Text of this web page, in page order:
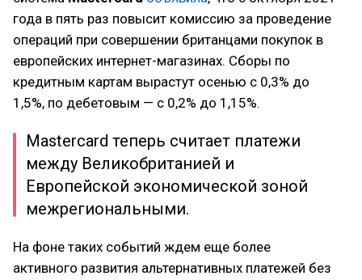
года в пять раз повысит комиссию за проведение
операций при совершении британцами покупок в
европейских интернет-магазинах. Сборы по
кредитным картам вырастут осенью с 0,3% до
1,5%, по дебетовым — с 0,2% до 1,15%.
Mastercard теперь считает платежи
между Великобританией и
Европейской экономической зоной
межрегиональными.
На фоне таких событий ждем еще более
активного развития альтернативных платежей без